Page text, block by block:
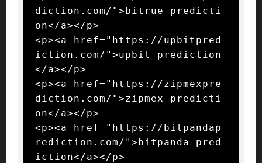
diction.com/">bitrue predicti
on</a></p>
<p><a href="https://upbitpred
iction.com/">upbit prediction
</a></p>
<p><a href="https://zipmexpre
diction.com/">zipmex predicti
on</a></p>
<p><a href="https://bitpandap
rediction.com/">bitpanda pred
iction</a></p>